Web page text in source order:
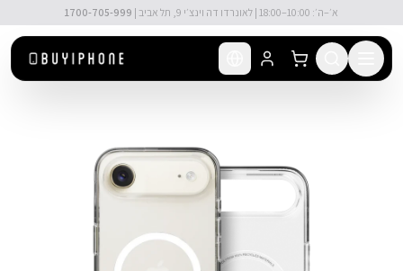
דלג לתוכן הראשי 🚚 משלוח מהיר חינם מעל ₪300